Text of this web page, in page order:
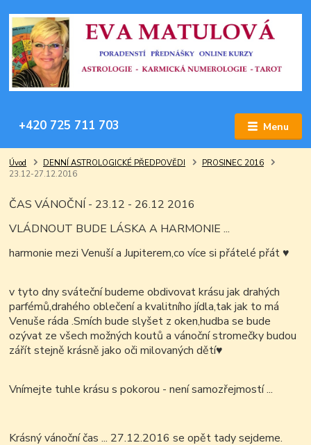
Menu
+420 725 711 703
Úvod DENNÍ ASTROLOGICKÉ PŘEDPOVĚDI
PROSINEC 2016
23.12-27.12.2016
ČAS VÁNOČNÍ - 23.12 - 26.12 2016
VLÁDNOUT BUDE LÁSKA A HARMONIE ...
harmonie mezi Venuší a Jupiterem,co více si přátelé přát♥
v tyto dny sváteční budeme obdivovat krásu jak drahých
parfémů,drahého oblečení a kvalitního jídla,tak jak to má
Venuše ráda .Smích bude slyšet z oken,hudba se bude
ozývat ze všech možných koutů a vánoční stromečky budou
zářít stejně krásně jako oči milovaných dětí♥
Vnímejte tuhle krásu s pokorou - není samozřejmostí ...
Krásný vánoční čas ... 27.12.2016 se opět tady sejdeme.